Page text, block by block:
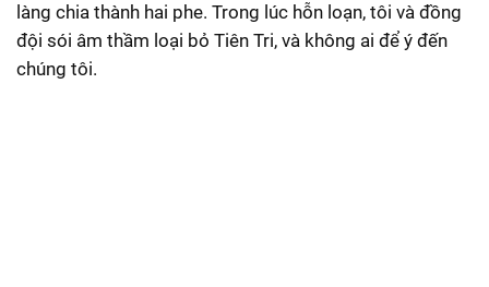
làng chia thành hai phe. Trong lúc hỗn loạn, tôi và đồng
đội sói âm thầm loại bỏ Tiên Tri, và không ai để ý đến
chúng tôi.